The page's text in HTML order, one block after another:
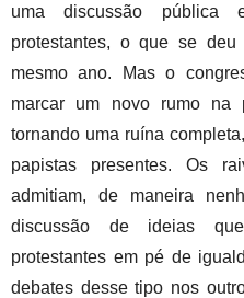
uma discussão pública
protestantes, o que se
mesmo ano. Mas o
marcar um novo rumo na
tornando uma ruína
papistas presentes. Os
admitiam, de maneira
discussão de ideias
protestantes em pé de
debates desse tipo nos